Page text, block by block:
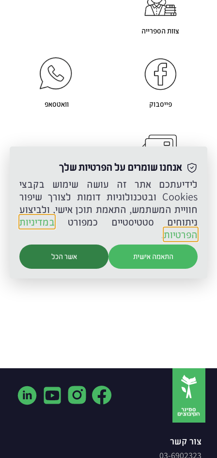
צוות הספרייה
פייסבוק וואטסאפ
תשלומים לספריות
תקנון מדיניות ההשאלה
צור קשר
03-6902323
אנחנו שומרים על הפרטיות שלך
לידיעתכם אתר זה עושה שימוש בקבצי
Cookies ובטכנולוגיות דומות לצורך שיפור
חוויית המשתמש, התאמת תוכן אישי, ולביצוע
ניתוחים סטטיסטיים כמפורט במדיניות
הפרטיות.
אשר הכל התאמה אישית